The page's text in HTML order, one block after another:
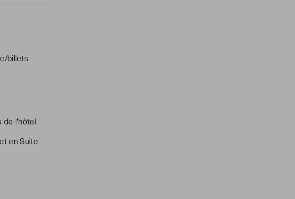
billets
de l'hôtel
en Suite